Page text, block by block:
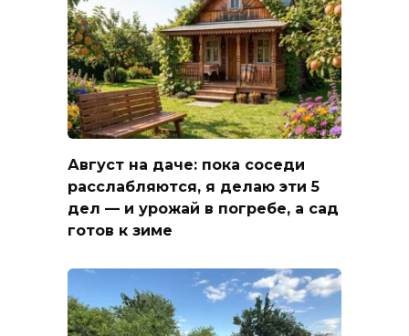
Август на даче: пока соседи
расслабляются, я делаю эти 5
дел — и урожай в погребе, а сад
готов к зиме